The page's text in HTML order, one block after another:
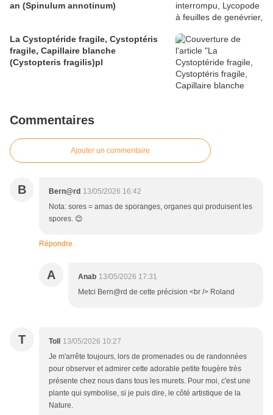
an (Spinulum annotinum)
La Cystoptéride fragile, Cystoptéris
fragile, Capillaire blanche
(Cystopteris fragilis)pl
Commentaires
Ajouter un commentaire
B Bern@rd 13/05/2026 16:42
Nota: sores = amas de sporanges, organes qui produisent les
spores. 😊
Répondre
A Anab 13/05/2026 17:31
Metci Bern@rd de cette précision <br /> Roland
T Toll
13/05/2026 10:27
Je m'arrête toujours, lors de promenades ou de randonnées
pour observer et admirer cette adorable petite fougère très
présente chez nous dans tous les murets. Pour moi, c'est une
plante qui symbolise, si je puis dire, le côté artistique de la
Nature.